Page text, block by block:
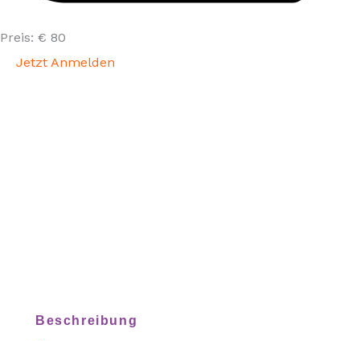
Preis: € 80
Jetzt Anmelden
Beschreibung